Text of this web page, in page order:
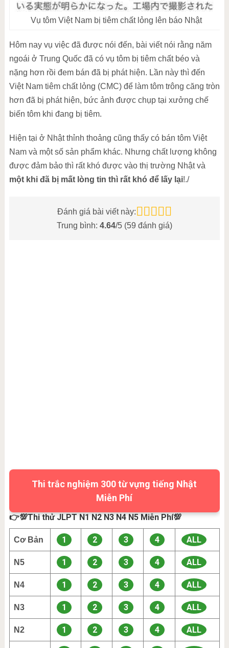
Vụ tôm Việt Nam bị tiêm chất lỏng lên báo Nhật
Hôm nay vụ việc đã được nói đến, bài viết nói rằng năm
ngoái ở Trung Quốc đã có vụ tôm bị tiêm chất béo và
nặng hơn rồi đem bán đã bị phát hiện. Lần này thì đến
Việt Nam tiêm chất lỏng (CMC) để làm tôm trông căng tròn
hơn đã bị phát hiện, bức ảnh được chụp tại xưởng chế
biến tôm khi đang bị tiêm.
Hiện tại ở Nhật thỉnh thoảng cũng thấy có bán tôm Việt
Nam và một số sản phẩm khác. Nhưng chất lượng không
được đảm bảo thì rất khó được vào thị trường Nhật và
một khi đã bị mất lòng tin thì rất khó để lấy lại!./
Đánh giá bài viết này:
Trung bình: 4.64/5 (59 đánh giá)
Thi trắc nghiệm 300 từ vựng tiếng Nhật
Miễn Phí
👉💯Thi thử JLPT N1 N2 N3 N4 N5 Miễn Phí💯
Cơ Bản 1 2 3 4 ALL
N5 1 2 3 4 ALL
N4 1 2 3 4 ALL
N3 1 2 3 4 ALL
N2 1 2 3 4 ALL